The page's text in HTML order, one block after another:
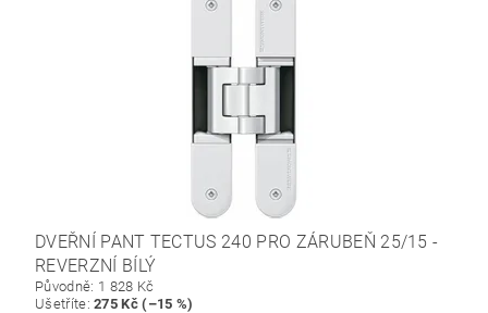
DVEŘNÍ PANT TECTUS 240 PRO ZÁRUBEŇ 25/15 -
REVERZNÍ BÍLÝ
Původně: 1 828 Kč
Ušetříte:275 Kč (–15 %)